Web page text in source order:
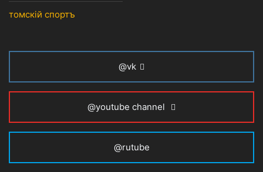
томскiй спортъ
@vk
@youtube channel
@rutube